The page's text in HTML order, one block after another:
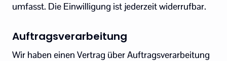
umfasst. Die Einwilligung ist jederzeit widerrufbar.
Auftragsverarbeitung
Wir haben einen Vertrag über Auftragsverarbeitung